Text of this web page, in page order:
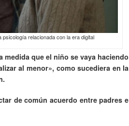
relacionada con la era digital
que el niño se vaya haciendo
al menor», como sucediera en la
de común acuerdo entre padres e